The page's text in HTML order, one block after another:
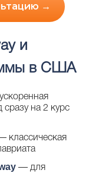
→
и
в США
сразу на 2 курс
классическая
— для